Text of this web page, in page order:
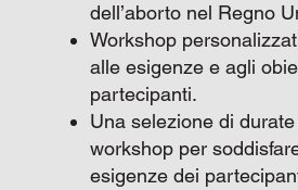
dell’aborto nel Regno
Workshop
alle esigenze e agli
partecipanti.
Una selezione di durate
workshop per
esigenze dei